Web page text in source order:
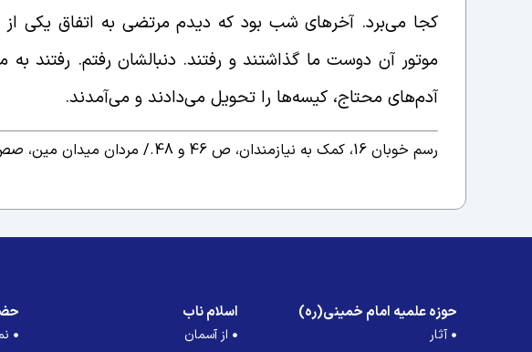
کجا می‌برد. آخرهای شب بود که دیدم مرتضی به اتفاق یکی
موتور آن دوست ما گذاشتند و رفتند. دنبالشان رفتم. رفتند
آدم‌های محتاج، کیسه‌ها را تحویل می‌دادند و می‌آمدند.
رسم خوبان 16، کمک به نیازمندان، ص 46 و 48./ مردان میدان مین، صص
حوزه علمیه امام خمینی(ره)
آثار
اسلام ناب
از آسمان